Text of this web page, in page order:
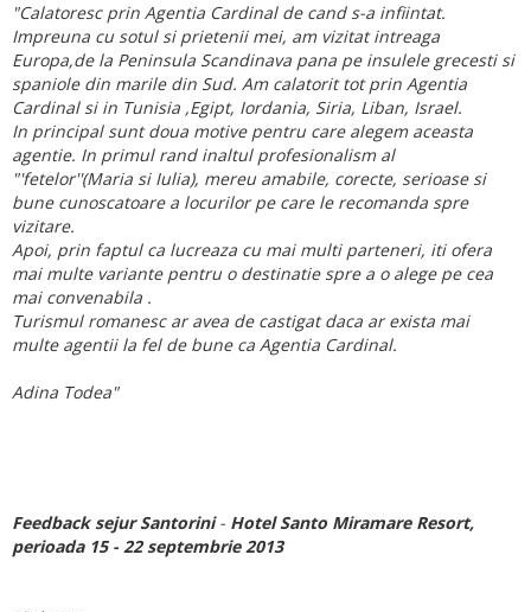
"Calatoresc prin Agentia Cardinal de cand s-a infiintat.
Impreuna cu sotul si prietenii mei, am vizitat intreaga
Europa,de la Peninsula Scandinava pana pe insulelegrecesti si
spaniole din marile din Sud. Am calatorit tot prin Agentia
Cardinal si in Tunisia ,Egipt, Iordania, Siria, Liban, Israel.
In principal sunt doua motive pentru care alegem aceasta
agentie. In primul rand inaltul profesionalism al
"'fetelor''(Maria si Iulia), mereu amabile, corecte, serioase si
bune cunoscatoare a locurilor pe care le recomanda spre
vizitare.
Apoi, prin faptul ca lucreaza cu mai multi parteneri, iti ofera
mai multe variante pentru o destinatie spre a o alege pe cea
mai convenabila .
Turismul romanesc ar avea de castigat daca ar exista mai
multe agentii la fel de bune ca Agentia Cardinal.
Adina Todea"
Feedback sejur Santorini- Hotel Santo Miramare Resort,
perioada 15 - 22 septembrie 2013